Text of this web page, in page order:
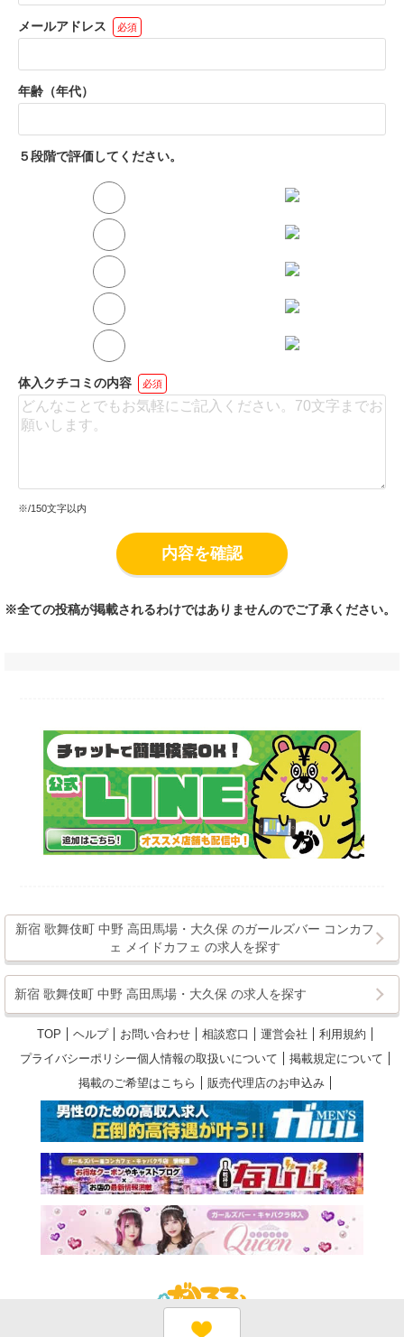
即日面
メールアドレス 必須
年齢（年代）
５段階で評価してください。
体入クチコミの内容 必須
※/150文字以内
内容を確認
※全ての投稿が掲載されるわけではありませんのでご了承ください。
新宿 歌舞伎町 中野 高田馬場・大久保 のガールズバー コンカフ
ェ メイドカフェ の求人を探す
新宿 歌舞伎町 中野 高田馬場・大久保 の求人を探す
TOP ヘルプ お問い合わせ 相談窓口 運営会社
利用規約
プライバシーポリシー個人情報の取扱いについて
掲載規定について
掲載のご希望はこちら
販売代理店のお申込み
©体入がるる｜関東版 All Rights Reserved.